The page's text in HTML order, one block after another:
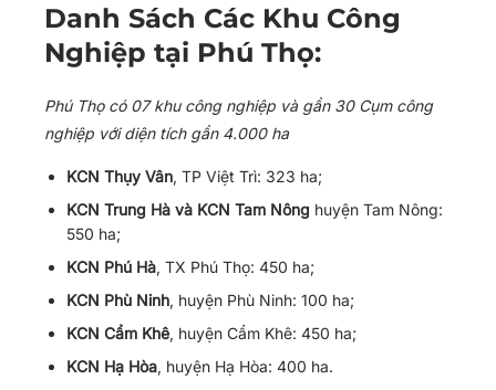
Danh Sách Các Khu Công
Nghiệp tại Phú Thọ:
Phú Thọ có 07 khu công nghiệp và gần 30 Cụm công
nghiệp với diện tích gần 4.000 ha
KCN Thụy Vân, TP Việt Trì: 323 ha;
KCN Trung Hà và KCN Tam Nông huyện Tam Nông:
550 ha;
KCN Phú Hà, TX Phú Thọ: 450 ha;
KCN Phù Ninh, huyện Phù Ninh: 100 ha;
KCN Cẩm Khê, huyện Cẩm Khê: 450 ha;
KCN Hạ Hòa, huyện Hạ Hòa: 400 ha.